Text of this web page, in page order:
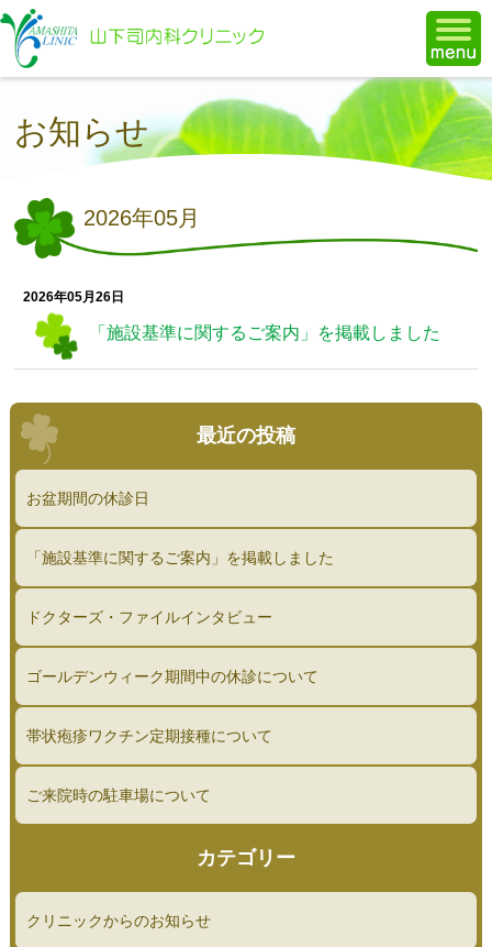
福岡市博多区で糖尿病治療の山
お知らせ
2026年05月
2026年05月26日
「施設基準に関するご案内」を掲載しました
最近の投稿
お盆期間の休診日
「施設基準に関するご案内」を掲載しました
ドクターズ・ファイルインタビュー
ゴールデンウィーク期間中の休診について
帯状疱疹ワクチン定期接種について
ご来院時の駐車場について
カテゴリー
クリニックからのお知らせ